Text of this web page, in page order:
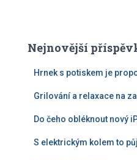
Nejnovější
Hrnek s potiskem je
Grilování a relaxace na
Do čeho obléknout nový
S elektrickým kolem to